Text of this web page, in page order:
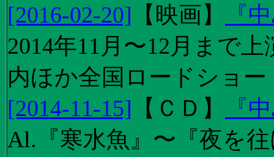
[2016-02-20] 【 映画】
『
2014年11月〜12月まで
内ほか全国ロードショー
[2014-11-15] 【 ＣＤ 】
『
Al.『寒水魚』〜『夜を